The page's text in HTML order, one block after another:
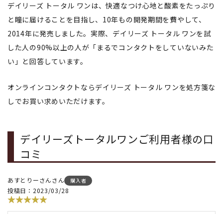
デイリーズ トータル ワンは、快適なつけ心地と酸素をたっぷり
と瞳に届けることを目指し、10年もの開発期間を費やして、
2014年に発売しました。実際、デイリーズ トータル ワンを試
した人の90%以上の人が「まるでコンタクトをしていないみた
い」と回答しています。
オンラインコンタクトならデイリーズ トータル ワンを処方箋な
しでお買い求めいただけます。
デイリーズトータルワンご利用者様の口
コミ
あすとりーさん 購入者
投稿日 2023/03/28